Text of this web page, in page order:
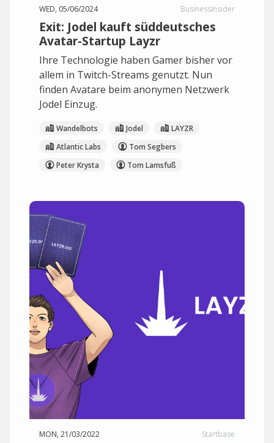
WED, 05/06/2024 BusinessInsider
Exit: Jodel kauft süddeutsches
Avatar-Startup Layzr
Ihre Technologie haben Gamer bisher vor
allem in Twitch-Streams genutzt. Nun
finden Avatare beim anonymen Netzwerk
Jodel Einzug.
Wandelbots Jodel
LAYZR
Atlantic Labs
Tom Segbers
Peter Krysta
Tom Lamsfuß
MON, 21/03/2022 Startbase